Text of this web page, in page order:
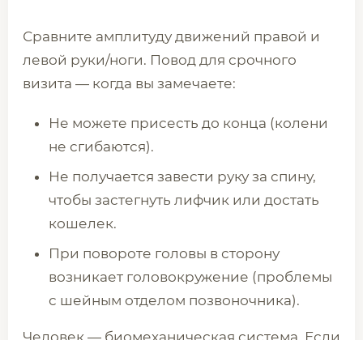
Сравните амплитуду движений правой и
левой руки/ноги. Повод для срочного
визита — когда вы замечаете:
Не можете присесть до конца (колени
не сгибаются).
Не получается завести руку за спину,
чтобы застегнуть лифчик или достать
кошелек.
При повороте головы в сторону
возникает головокружение (проблемы
с шейным отделом позвоночника).
Человек — биомеханическая система. Если